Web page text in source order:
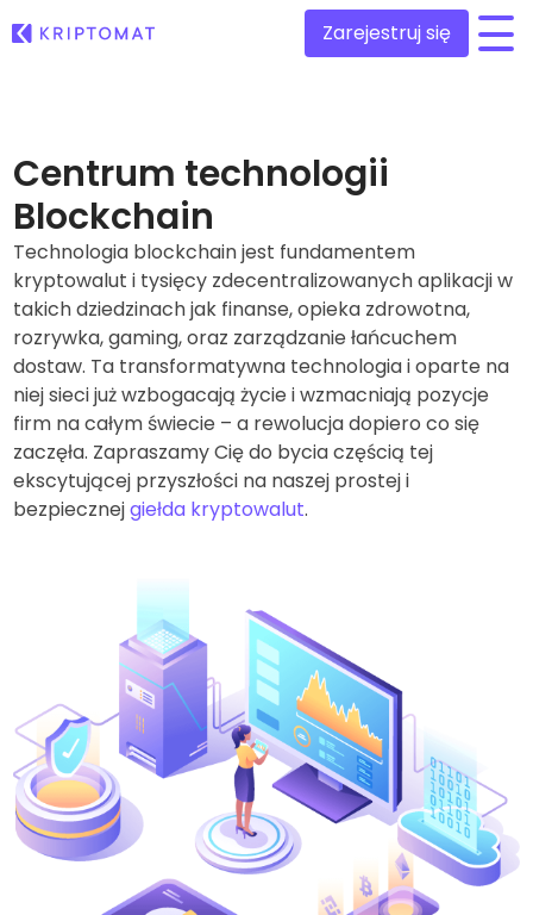
Top wzrosty i przegrani
Znajdź możliwości inwestycyjne
Ostatnio dodane
Nowe tokeny dodane do Kriptomat
Co jeśli za równowartość 100€ kupiłbym…
...dziś byłoby to warte
Kupuj i sprzedawaj krypto
Kupuj ponad 300 kryptowalut
Wymieniaj krypto
Ponad 1,000 opcji par
Inteligentne portfolio
Mądry sposób na inwestowanie w kryptowaluty
Portfel Kriptomat
Bezpieczny i prosty krypto portfel
Explorer inwestycji
Zdobywaj nagrody za swoje kryptowaluty
Skarbiec
Zachowaj kryptowaluty na swoją przyszłość
Zakup Cykliczny
Regularnie zaplanowane inwestycje (DCA)
Alerty cenowe
Aktualizacje cen ulubionych tokenów w czasie rzeczywistym
Przeglądaj aktywa
Odkryj możliwości inwestycyjne
Zarejestruj się
Centrum technologii
Blockchain
Technologia blockchain jest fundamentem
kryptowalut i tysięcy zdecentralizowanych aplikacji w
takich dziedzinach jak finanse, opieka zdrowotna,
rozrywka, gaming, oraz zarządzanie łańcuchem
dostaw. Ta transformatywna technologia i oparte na
niej sieci już wzbogacają życie i wzmacniają pozycje
firm na całym świecie – a rewolucja dopiero co się
zaczęła. Zapraszamy Cię do bycia częścią tej
ekscytującej przyszłości na naszej prostej i
bezpiecznejgiełda kryptowalut.